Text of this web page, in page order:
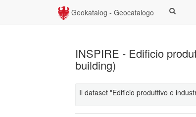
Geokatalog - Geocatalogo
INSPIRE - Edificio
building)
Il dataset "Edificio produttivo e